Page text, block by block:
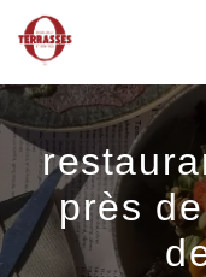
près
Panneau de gestion des